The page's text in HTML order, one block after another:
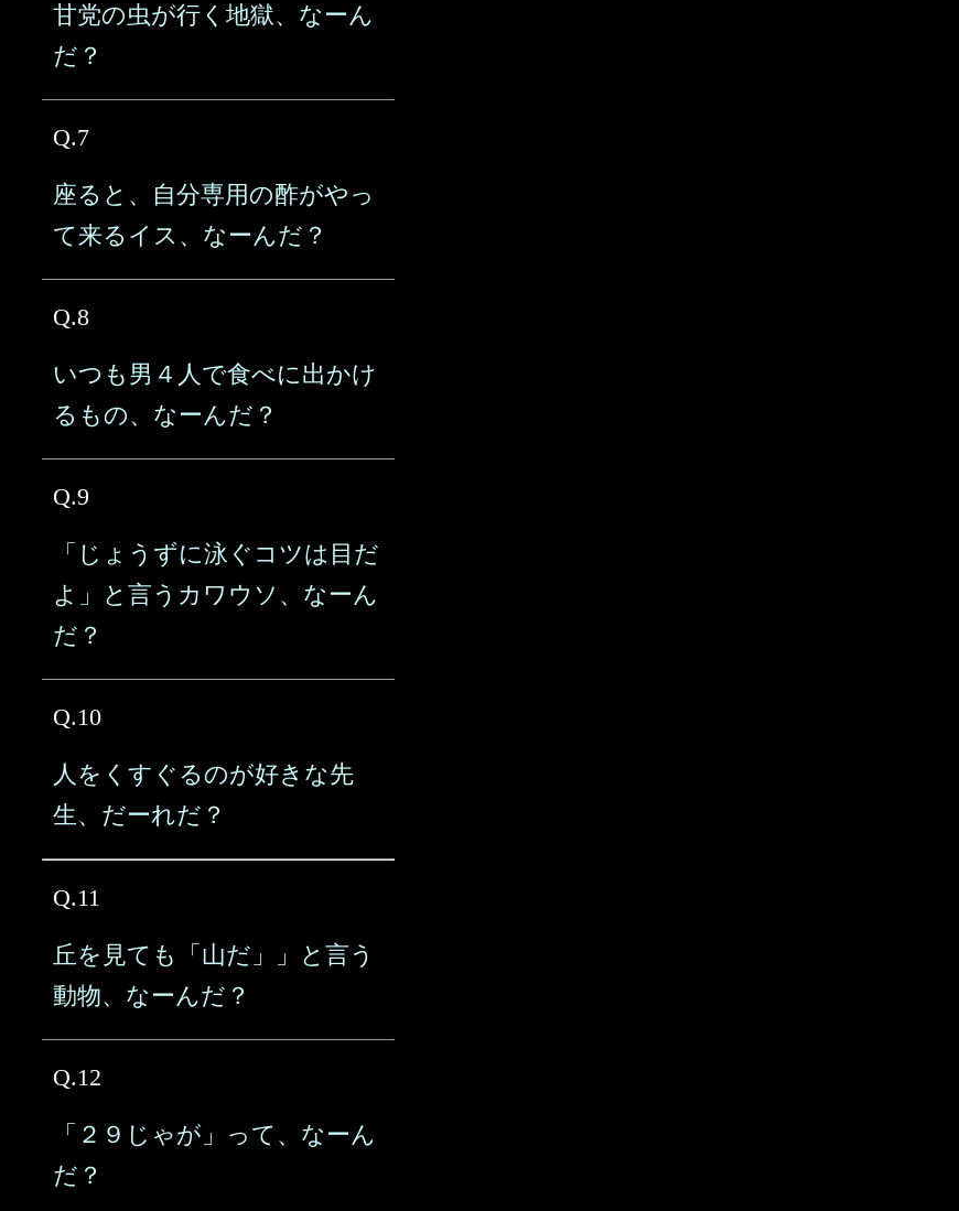
甘党の虫が行く地獄、なーん
だ？
Q.7
座ると、自分専用の酢がやっ
て来るイス、なーんだ？
Q.8
いつも男４人で食べに出かけ
るもの、なーんだ？
Q.9
「じょうずに泳ぐコツは目だ
よ」と言うカワウソ、なーん
だ？
Q.10
人をくすぐるのが好きな先
生、だーれだ？
Q.11
丘を見ても「山だ」」と言う
動物、なーんだ？
Q.12
「２９じゃが」って、なーん
だ？